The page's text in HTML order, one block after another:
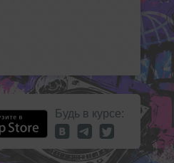
Будь в курсе: